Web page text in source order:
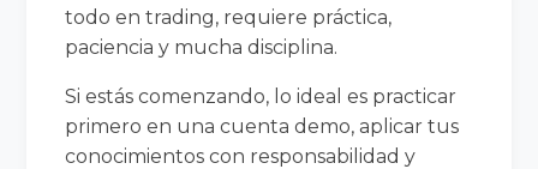
todo en trading, requiere práctica,
paciencia y mucha disciplina.
Si estás comenzando, lo ideal es practicar
primero en una cuenta demo, aplicar tus
conocimientos con responsabilidad y